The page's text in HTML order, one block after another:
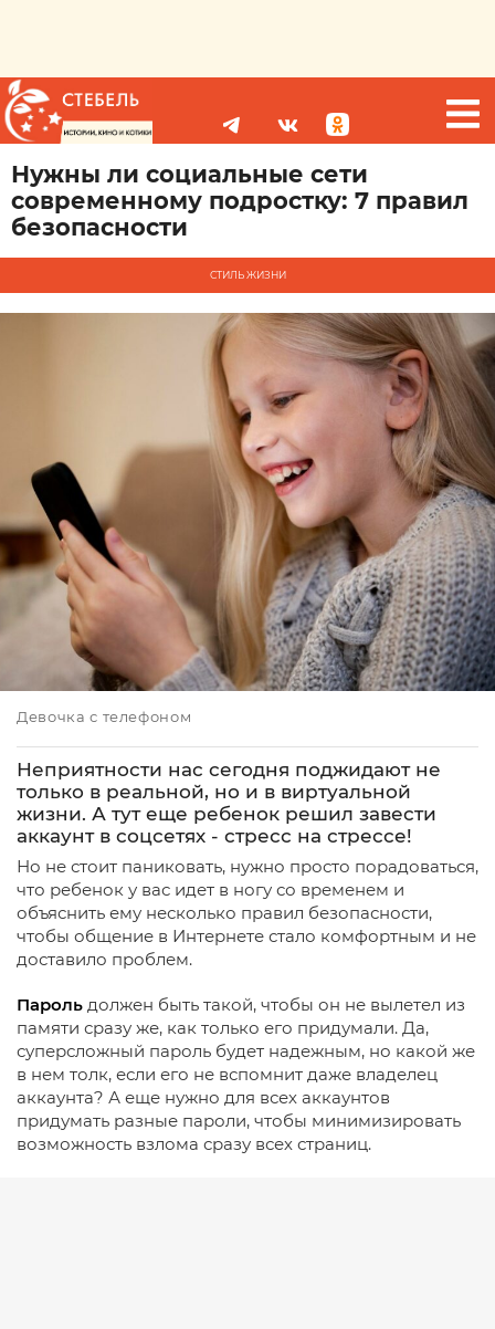
Нужны ли социальные сети
современному подростку: 7 правил
безопасности
СТИЛЬ ЖИЗНИ
Девочка с телефоном
Неприятности нас сегодня поджидают не
только в реальной, но и в виртуальной
жизни. А тут еще ребенок решил завести
аккаунт в соцсетях - стресс на стрессе!
Но не стоит паниковать, нужно просто порадоваться,
что ребенок у вас идет в ногу со временем и
объяснить ему несколько правил безопасности,
чтобы общение в Интернете стало комфортным и не
доставило проблем.
Пароль должен быть такой, чтобы он не вылетел из
памяти сразу же, как только его придумали. Да,
суперсложный пароль будет надежным, но какой же
в нем толк, если его не вспомнит даже владелец
аккаунта? А еще нужно для всех аккаунтов
придумать разные пароли, чтобы минимизировать
возможность взлома сразу всех страниц.